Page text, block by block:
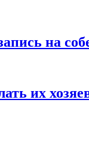
на
их